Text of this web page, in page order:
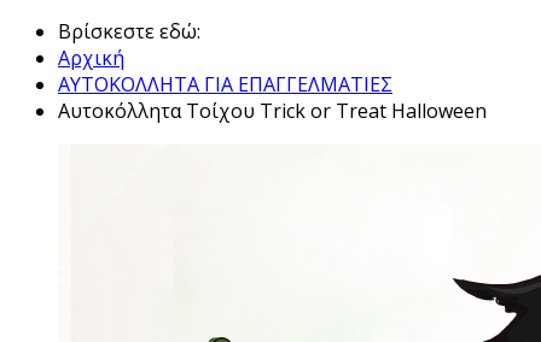
Βρίσκεστε εδώ:
Αρχική
ΑΥΤΟΚΟΛΛΗΤΑ ΓΙΑ ΕΠΑΓΓΕΛΜΑΤΙΕΣ
Αυτοκόλλητα Τοίχου Trick or Treat Halloween